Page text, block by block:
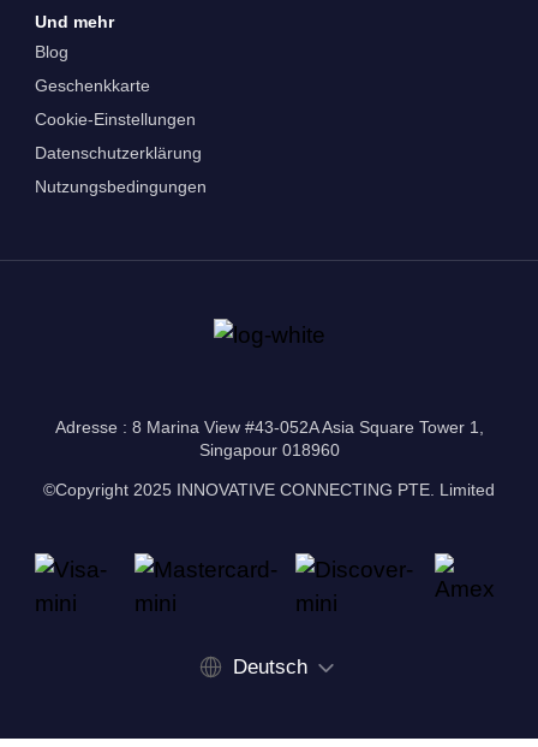
Und mehr
Blog
Geschenkkarte
Cookie-Einstellungen
Datenschutzerklärung
Nutzungsbedingungen
Adresse : 8 Marina View #43-052A Asia Square Tower 1,
Singapour 018960
©Copyright 2025 INNOVATIVE CONNECTING PTE. Limited
Deutsch